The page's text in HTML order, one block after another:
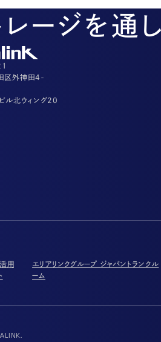
レージを通
区外神田4-
ル北ウィング20
用
エリアリンクグループ ジャパントランクル
ーム